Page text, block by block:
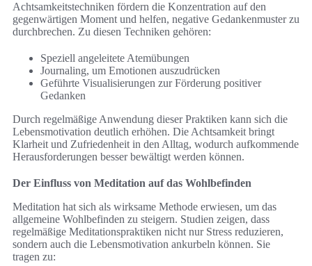
Achtsamkeitstechniken fördern die Konzentration auf den
gegenwärtigen Moment und helfen, negative Gedankenmuster zu
durchbrechen. Zu diesen Techniken gehören:
Speziell angeleitete Atemübungen
Journaling, um Emotionen auszudrücken
Geführte Visualisierungen zur Förderung positiver
Gedanken
Durch regelmäßige Anwendung dieser Praktiken kann sich die
Lebensmotivation deutlich erhöhen. Die Achtsamkeit bringt
Klarheit und Zufriedenheit in den Alltag, wodurch aufkommende
Herausforderungen besser bewältigt werden können.
Der Einfluss von Meditation auf das Wohlbefinden
Meditation hat sich als wirksame Methode erwiesen, um das
allgemeine Wohlbefinden zu steigern. Studien zeigen, dass
regelmäßige Meditationspraktiken nicht nur Stress reduzieren,
sondern auch die Lebensmotivation ankurbeln können. Sie
tragen zu: